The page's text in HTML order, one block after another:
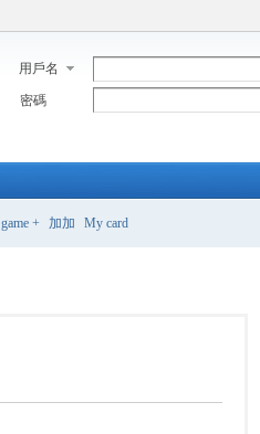
用戶名
密碼
game + 加加 My card